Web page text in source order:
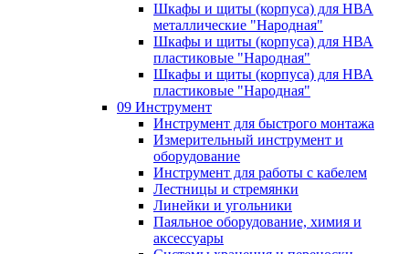
Шкафы и щиты (корпуса) для НВА
металлические "Народная"
Шкафы и щиты (корпуса) для НВА
пластиковые "Народная"
Шкафы и щиты (корпуса) для НВА
пластиковые "Народная"
09 Инструмент
Инструмент для быстрого монтажа
Измерительный инструмент и
оборудование
Инструмент для работы с кабелем
Лестницы и стремянки
Линейки и угольники
Паяльное оборудование, химия и
аксессуары